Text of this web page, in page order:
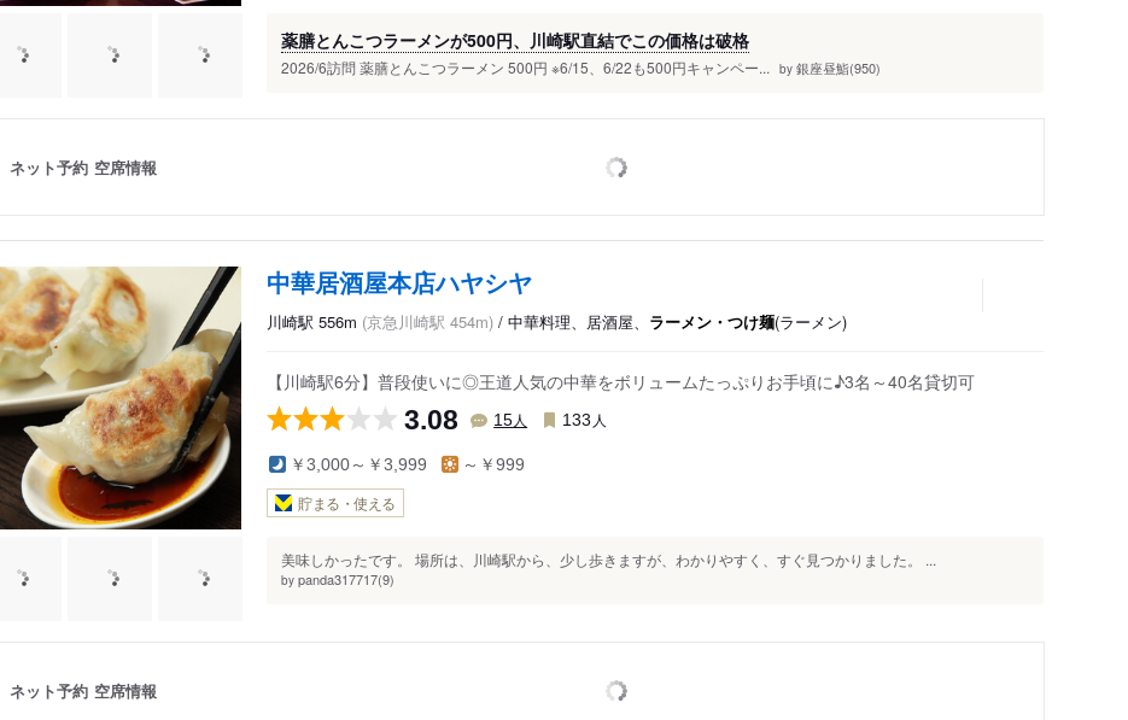
薬膳とんこつラーメンが500円、川崎駅直結でこの価格は破格
2026/6訪問 薬膳とんこつラーメン 500円 ※6/15、6/22も500円キャンペー... by 銀座昼鮨(950)
ネット予約 空席情報
中華居酒屋本店ハヤシヤ
川崎駅 556m (京急川崎駅 454m) / 中華料理、居酒屋、 ラーメン・つけ麺(ラーメン)
【川崎駅6分】普段使いに◎王道人気の中華をボリュームたっぷりお手頃に♪3名～40名貸切可
3.08 15人 133 人
￥3,000～￥3,999 ～￥999
貯まる・使える
美味しかったです。 場所は、川崎駅から、少し歩きますが、わかりやすく、すぐ見つかりました。 ...
by panda317717(9)
ネット予約 空席情報